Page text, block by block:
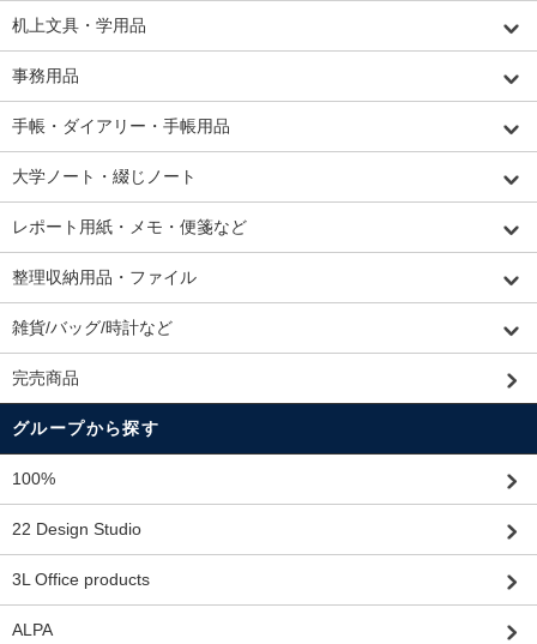
机上文具・学用品
事務用品
手帳・ダイアリー・手帳用品
大学ノート・綴じノート
レポート用紙・メモ・便箋など
整理収納用品・ファイル
雑貨/バッグ/時計など
完売商品
グループから探す
100%
22 Design Studio
3L Office products
ALPA